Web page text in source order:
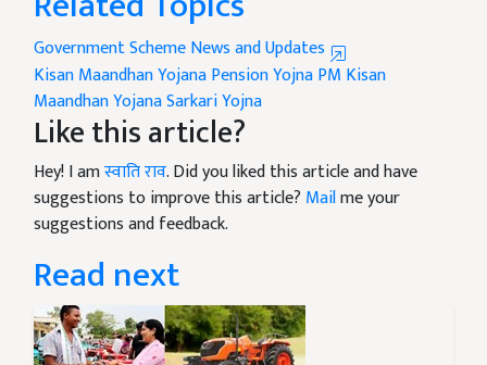
Government Scheme News and Updates
Kisan Maandhan YojanaPension YojnaPM Kisan
Maandhan YojanaSarkari Yojna
Like this article?
Hey! I amस्वाति राव. Did you liked this article and have
suggestions to improve this article? Mailme your
suggestions and feedback.
Read next